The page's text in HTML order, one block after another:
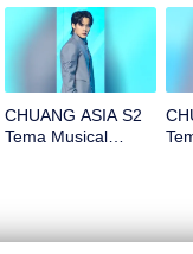
CHUANG ASIA S2
Tema Musical